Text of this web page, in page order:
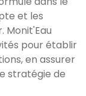
et les
Monit'Eau
pour établir
en assurer
stratégie de